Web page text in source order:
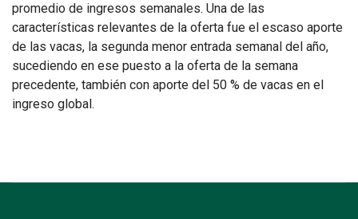
promedio de ingresos semanales. Una de las
características relevantes de la oferta fue el escaso aporte
de las vacas, la segunda menor entrada semanal del año,
sucediendo en ese puesto a la oferta de la semana
precedente, también con aporte del 50 % de vacas en el
ingreso global.